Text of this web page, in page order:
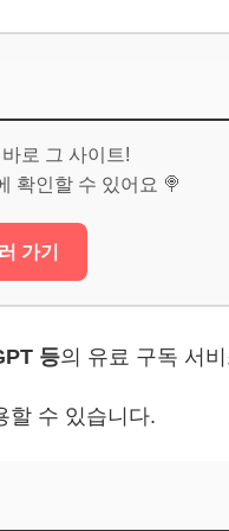
로 그 사이트!
확인할 수 있어요 🍭
가기
등의 유료 구독 서
할 수 있습니다.